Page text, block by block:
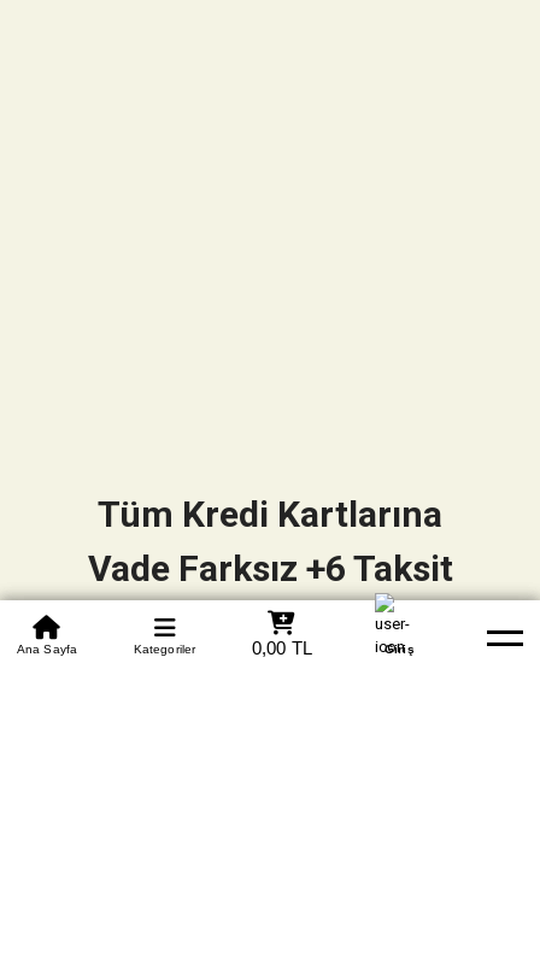
0850 305 09 70
Beden Tablosu Banka Hesapları Whatsapp Yardım
Ana Sayfa Kategoriler 0,00 TL Giriş
Tüm Kredi Kartlarına
Vade Farksız +6 Taksit